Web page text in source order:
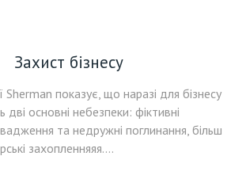
Захист бізнесу
Sherman показує, що наразі для бізнесу
дві основні небезпеки: фіктивні
та недружні поглинання, більш
захопленняяя....